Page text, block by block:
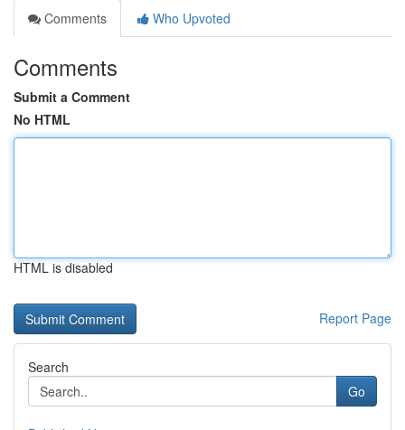
Comments
Who Upvoted
Comments
Submit a Comment
No HTML
HTML is disabled
Report Page
Search
Go